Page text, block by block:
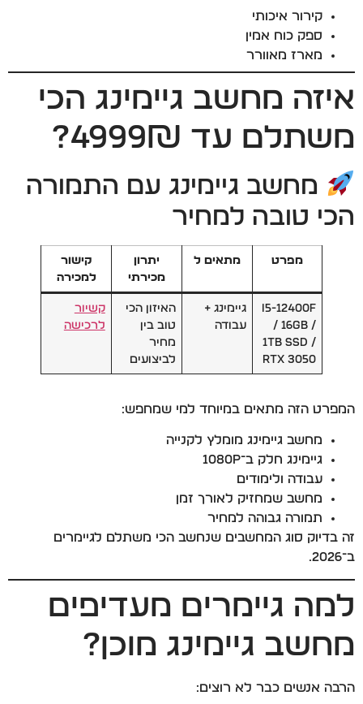
קירור איכותי
ספק כוח אמין
מארז מאוורר
איזה מחשב גיימינג הכי
משתלם עד 4999₪?
מחשב גיימינג עם התמורה
הכי טובה למחיר
מפרט מתאים ל
יתרון
מכירתי
קישור
למכירה
I5-12400F
/ 16GB /
1TB SSD /
RTX 3050
גיימינג +
עבודה
האיזון הכי
טוב בין
מחיר
לביצועים
קשיור
לרכישה
המפרט הזה מתאים במיוחד למי שמחפש:
מחשב גיימינג מומלץ לקנייה
גיימינג חלק ב־1080P
עבודה ולימודים
מחשב שמחזיק לאורך זמן
תמורה גבוהה למחיר
זה בדיוק סוג המחשבים שנחשב הכי משתלם לגיימרים
ב־2026.
למה גיימרים מעדיפים
מחשב גיימינג מוכן?
הרבה אנשים כבר לא רוצים: